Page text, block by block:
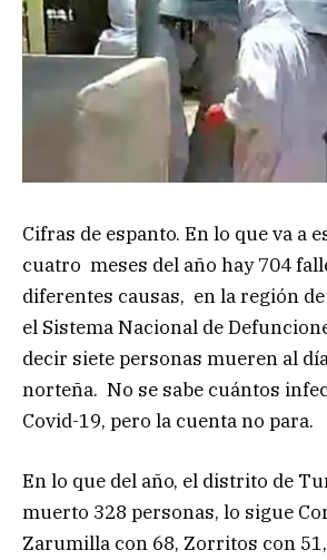
Cifras de espanto. En lo que va a
cuatro meses del año hay 704
diferentes causas, en la región
el Sistema Nacional de
decir siete personas mueren al
norteña. No se sabe cuántos
Covid-19, pero la cuenta no para.
En lo que del año, el distrito de
muerto 328 personas, lo sigue
Zarumilla con 68, Zorritos con